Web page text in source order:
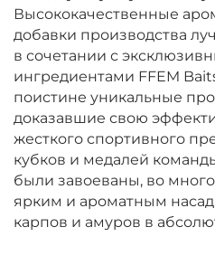
Высококачественные
добавки производства
в сочетании с
ингредиентами FFEM
поистине уникальные
доказавшие свою
жесткого спортивного
кубков и медалей
были завоеваны, во
ярким и ароматным
карпов и амуров в